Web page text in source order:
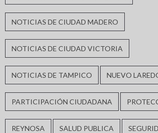
NOTICIAS DE CIUDAD MADERO
NOTICIAS DE CIUDAD VICTORIA
NOTICIAS DE TAMPICO NUEVO
PARTICIPACIÓN CIUDADANA
REYNOSA SALUD PUBLICA